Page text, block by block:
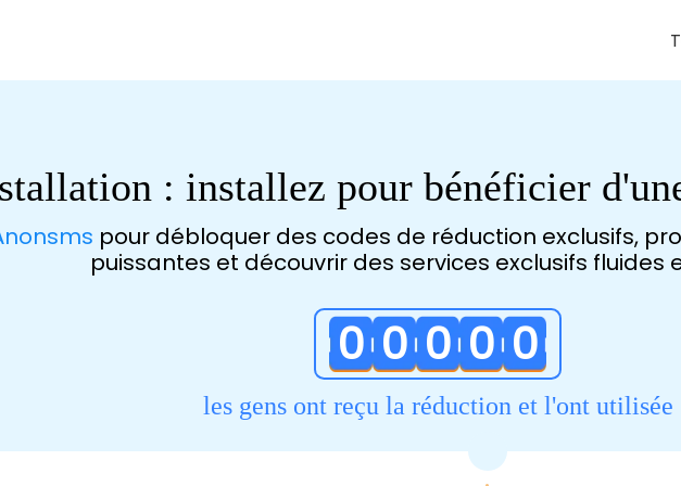
: installez pour bénéficier
pour débloquer des codes de réduction exclusifs,
puissantes et découvrir des services exclusifs fluides
0 0 0 0 0
les gens ont reçu la réduction et l'ont utilisée